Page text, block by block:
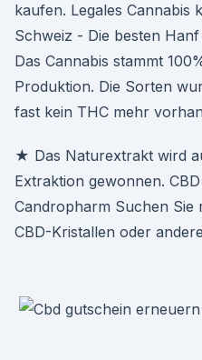
kaufen. Legales Cannabis
Schweiz - Die besten
Das Cannabis stammt
Produktion. Die Sorten
fast kein THC mehr
★ Das Naturextrakt wird
Extraktion gewonnen.
Candropharm Suchen Sie
CBD-Kristallen oder